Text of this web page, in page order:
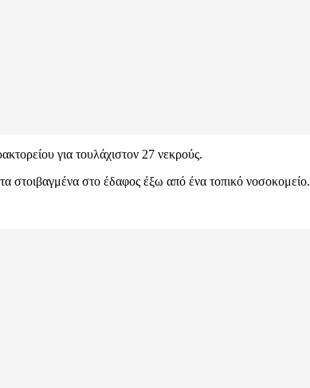
για τουλάχιστον 27 νεκρούς.
στοιβαγμένα στο έδαφος έξω από ένα τοπικό νοσοκομείο.